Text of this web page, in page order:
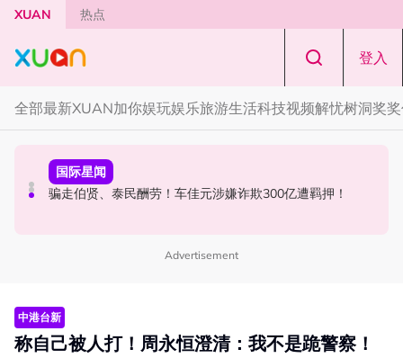
Skip to main content
XUAN 热点
登入
全部最新XUAN加你娱玩娱乐旅游生活科技视频解忧树洞奖
节庆
知多点｜农历七月鬼门开！ 2026年4大生肖最容易招阴
国际星闻
骗走伯贤、泰民酬劳！车佳元涉嫌诈欺300亿遭羁押！
本地星闻
张孝全、贾静雯现身吉隆坡金三角！路透图曝光
Advertisement
中港台新
称自己被人打！周永恒澄清：我不是跪警察！